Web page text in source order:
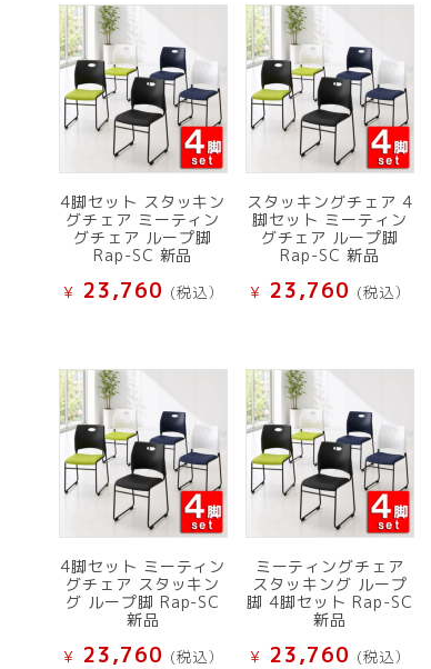
で
す。
4脚セット スタッキン
グチェア ミーティン
グチェア ループ脚
Rap-SC 新品
¥ 23,760 (税込）
スタッキングチェア 4
脚セット ミーティン
グチェア ループ脚
Rap-SC 新品
¥ 23,760 (税込）
4脚セット ミーティン
グチェア スタッキン
グ ループ脚 Rap-SC
新品
¥ 23,760 (税込）
ミーティングチェア
スタッキング ループ
脚 4脚セット Rap-SC
新品
¥ 23,760 (税込）